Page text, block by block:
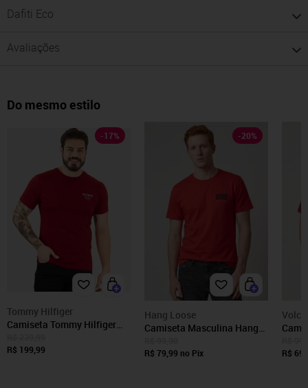
Dafiti Eco
Avaliações
Do mesmo estilo
-17%
Tommy Hilfiger
Camiseta Tommy Hilfiger
Stripe Vermelha
R$ 199,99
-20%
Hang Loose
Camiseta Masculina Hang
Vermelha
R$ 79,99 no Pix
R$